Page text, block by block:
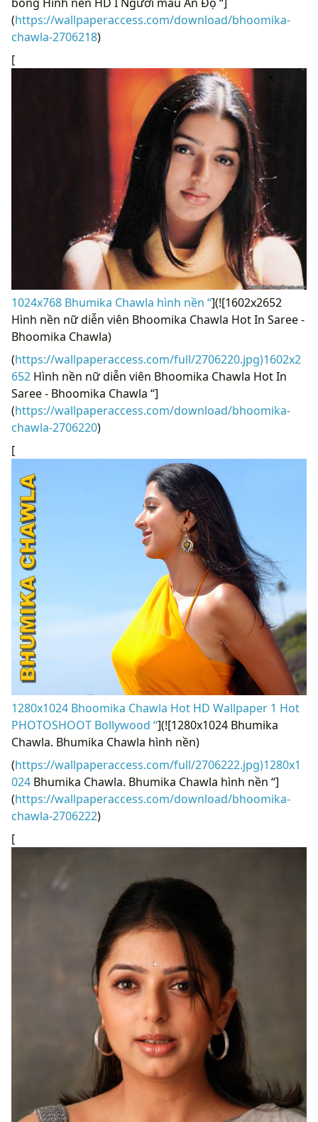
(https://wallpaperaccess.com/download/bhoomika-
chawla-2706218)
[
1024x768 Bhumika Chawla hình nền “](![1602x2652
Hình nền nữ diễn viên Bhoomika Chawla Hot In Saree -
Bhoomika Chawla)
(https://wallpaperaccess.com/full/2706220.jpg)1602x2
652 Hình nền nữ diễn viên Bhoomika Chawla Hot In
Saree - Bhoomika Chawla “]
(https://wallpaperaccess.com/download/bhoomika-
chawla-2706220)
[
1280x1024 Bhoomika Chawla Hot HD Wallpaper 1 Hot
PHOTOSHOOT Bollywood “](![1280x1024 Bhumika
Chawla. Bhumika Chawla hình nền)
(https://wallpaperaccess.com/full/2706222.jpg)1280x1
024 Bhumika Chawla. Bhumika Chawla hình nền “]
(https://wallpaperaccess.com/download/bhoomika-
chawla-2706222)
[